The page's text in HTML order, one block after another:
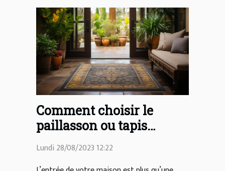
Comment choisir le
paillasson ou tapis
d'entrée idéal pour votre
maison
Lundi 28/08/2023 12:22